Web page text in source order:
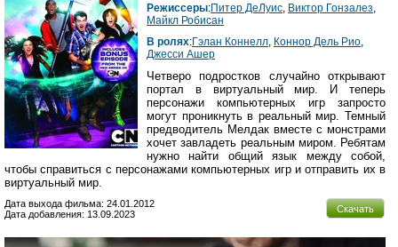
Режиссеры:Питер ДеЛуис Виктор Гонзалез
Майкл Робисан
В ролях:Гэлан Коннелл Коннор Дель Рио
Джесси Ашер
Четверо подростков случайно открывают
портал в виртуальный мир. И теперь
персонажи компьютерных игр запросто
могут проникнуть в реальный мир. Темный
предводитель Мелдак вместе с монстрами
хочет завладеть реальным миром. Ребятам
нужно найти общий язык между собой,
чтобы справиться с персонажами компьютерных игр и отправить их в
виртуальный мир.
Скачать
Дата выхода фильма: 24.01.2012
Дата добавления: 13.09.2023